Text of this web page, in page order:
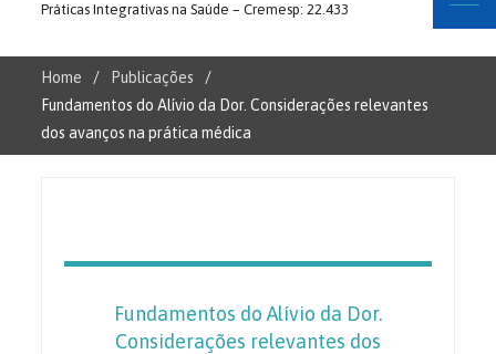
Práticas Integrativas na Saúde – Cremesp: 22.433
Home
Publicações
Fundamentos do Alívio da Dor. Considerações relevantes
dos avanços na prática médica
Fundamentos do Alívio da Dor.
Considerações relevantes dos